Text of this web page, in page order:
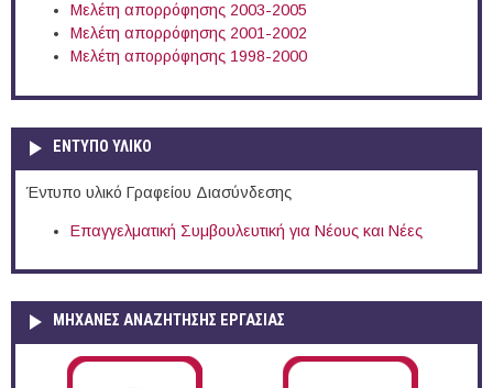
Μελέτη απορρόφησης 2003-2005
Μελέτη απορρόφησης 2001-2002
Μελέτη απορρόφησης 1998-2000
ΕΝΤΥΠΟ ΥΛΙΚΟ
Έντυπο υλικό Γραφείου Διασύνδεσης
Επαγγελματική Συμβουλευτική για Νέους και Νέες
ΜΗΧΑΝΕΣ ΑΝΑΖΗΤΗΣΗΣ ΕΡΓΑΣΙΑΣ